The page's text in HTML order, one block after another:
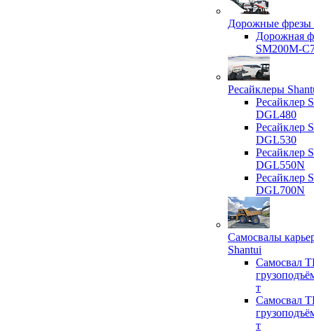
Дорожные фрезы
Дорожная
SM200M-
Ресайклеры
Ресайклер
DGL480
Ресайклер
DGL530
Ресайклер
DGL550N
Ресайклер
DGL700N
Самосвалы
Shantui
Самосвал
т
Самосвал
т